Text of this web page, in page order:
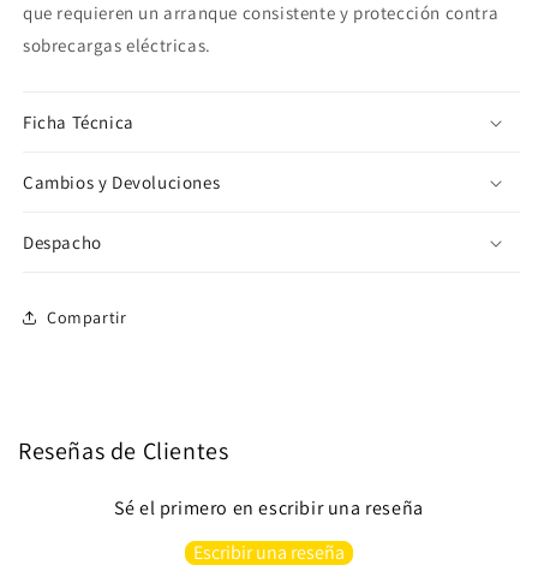
que requieren un arranque consistente y protección contra
sobrecargas eléctricas.
Ficha Técnica
Cambios y Devoluciones
Despacho
Compartir
Reseñas de Clientes
Sé el primero en escribir una reseña
Escribir una reseña